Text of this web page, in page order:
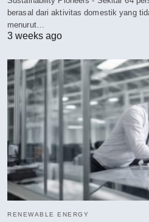
berasal dari aktivitas domestik yang
menurut…
3 weeks ago
RENEWABLE ENERGY